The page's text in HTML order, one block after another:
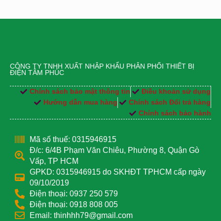
CÔNG TY TNHH XUẤT NHẬP KHẨU PHÂN PHỐI THIẾT BỊ
ĐIỆN TÂM PHÚC
Chính sách bảo mật thông tin
Điều khoản sử dụng
Hướng dẫn mua hàng
Chính sách Đổi trả hàng
Chính sách bảo hành
Mã số thuế: 0315946915
Đ/c: 6/4B Phạm Văn Chiêu, Phường 8, Quận Gò
Vấp, TP HCM
GPKD: 0315946915 do SKHĐT TPHCM cấp ngày
09/10/2019
Điện thoại: 0937 250 579
Điện thoại: 0918 808 005
Email: thinhhh79@gmail.com